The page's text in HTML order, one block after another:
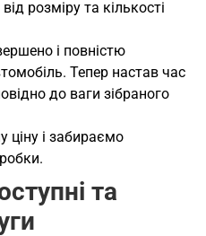
розміру та кількості
і повністю
Тепер настав час
до ваги зібраного
ціну і забираємо
та